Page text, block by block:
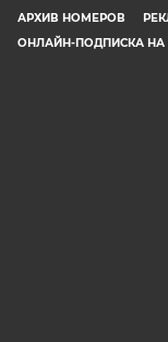
АРХИВ НОМЕРОВ
ОНЛАЙН-ПОДПИСКА